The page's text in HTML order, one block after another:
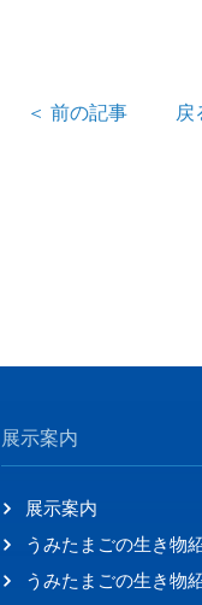
＜ 前の記事 戻
展示案内
展示案内
うみたまごの生き物
うみたまごの生き物